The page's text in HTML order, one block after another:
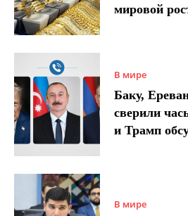
мировой
В мире
Баку,
сверили
и Трамп
В мире